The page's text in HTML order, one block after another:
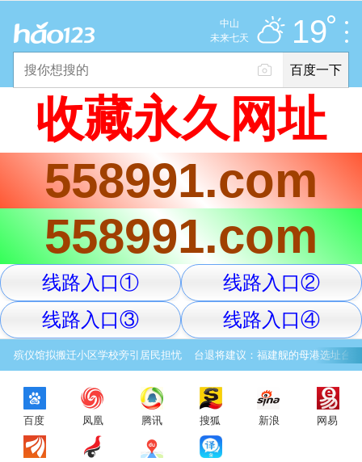
中山
优
未来七天
19
2025年11月10日 19°C / 多云
京公网安备 11000002000001号 京ICP证030173号
服务协议 转码声明 意见反馈
百度一下
收藏永久网址
558991.com
558991.com
线路入口①
线路入口②
线路入口③
线路入口④
殡仪馆拟搬迁小区学校旁引居民担忧 台退将建议：福建舰的母港选址台湾
百度 凤凰 腾讯 搜狐 新浪 网易
体育